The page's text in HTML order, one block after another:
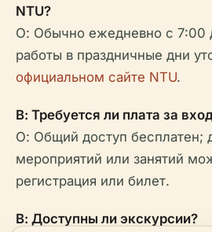
NTU?
О: Обычно ежедневно с 7:00
работы в праздничные дни
официальном сайте NTU.
В: Требуется ли плата за
О: Общий доступ бесплатен;
мероприятий или занятий
регистрация или билет.
В: Доступны ли экскурсии?